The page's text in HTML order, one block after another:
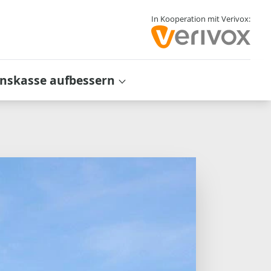
In Kooperation mit Verivox:
aufbessern